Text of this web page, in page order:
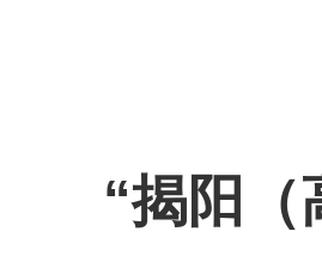
“揭阳（